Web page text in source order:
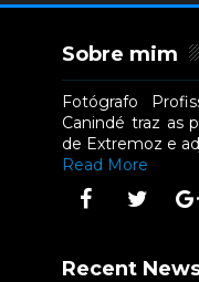
Sobre mim
Fotógrafo
Canindé traz as
de Extremoz e
Read More
Recent